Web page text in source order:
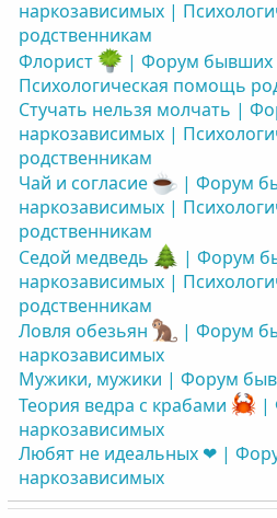
наркозависимых |
родственникам
Флорист
| Форум бывших
Психологическая помощь
Стучать нельзя молчать |
наркозависимых |
родственникам
Чай и согласие
| Форум
наркозависимых |
родственникам
Седой медведь
| Форум
наркозависимых |
родственникам
Ловля обезьян
| Форум
наркозависимых
Мужики, мужики | Форум
Теория ведра с крабами
|
наркозависимых
Любят не идеальных ❤ |
наркозависимых